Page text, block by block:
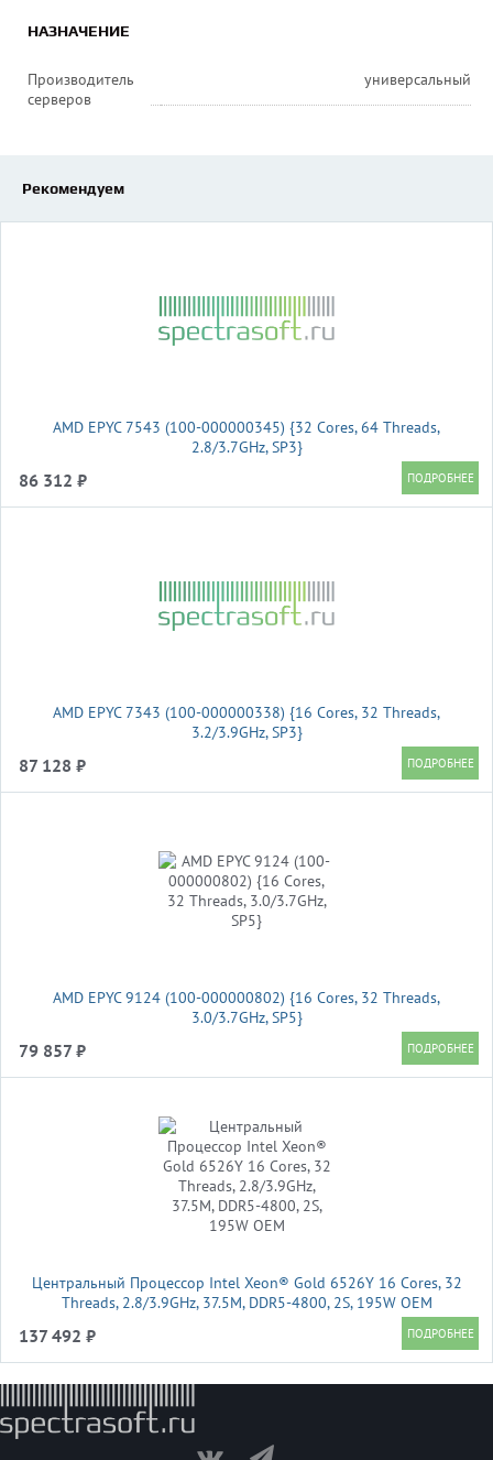
НАЗНАЧЕНИЕ
Производитель
серверов
универсальный
Рекомендуем
AMD EPYC 7543 (100-000000345) {32 Cores, 64 Threads,
2.8/3.7GHz, SP3}
86 312 ₽
AMD EPYC 7343 (100-000000338) {16 Cores, 32 Threads,
3.2/3.9GHz, SP3}
87 128 ₽
AMD EPYC 9124 (100-000000802) {16 Cores, 32 Threads,
3.0/3.7GHz, SP5}
79 857 ₽
Центральный Процессор Intel Xeon® Gold 6526Y 16 Cores, 32
Threads, 2.8/3.9GHz, 37.5M, DDR5-4800, 2S, 195W OEM
137 492 ₽